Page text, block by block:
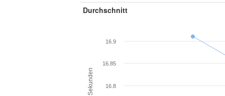
Durchschnitt
Sekunden 16.8
16.85
16.9